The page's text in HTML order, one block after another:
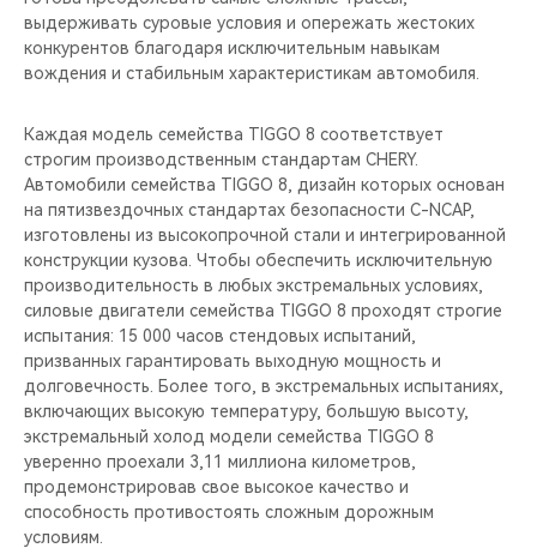
выдерживать суровые условия и опережать жестоких
конкурентов благодаря исключительным навыкам
вождения и стабильным характеристикам автомобиля.
Каждая модель семейства TIGGO 8 соответствует
строгим производственным стандартам CHERY.
Автомобили семейства TIGGO 8, дизайн которых основан
на пятизвездочных стандартах безопасности C-NCAP,
изготовлены из высокопрочной стали и интегрированной
конструкции кузова. Чтобы обеспечить исключительную
производительность в любых экстремальных условиях,
силовые двигатели семейства TIGGO 8 проходят строгие
испытания: 15 000 часов стендовых испытаний,
призванных гарантировать выходную мощность и
долговечность. Более того, в экстремальных испытаниях,
включающих высокую температуру, большую высоту,
экстремальный холод модели семейства TIGGO 8
уверенно проехали 3,11 миллиона километров,
продемонстрировав свое высокое качество и
способность противостоять сложным дорожным
условиям.